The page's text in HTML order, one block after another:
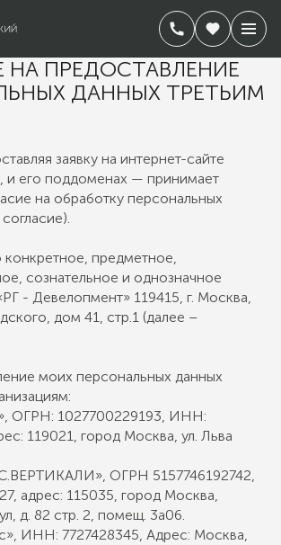
НА ПРЕДОСТАВЛЕНИЕ
ДАННЫХ ТРЕТЬИМ
заявку на интернет-сайте
, и его поддоменах — принимает
на обработку персональных
предметное,
сознательное и однозначное
- Девелопмент» 119415, г. Москва,
дом 41, стр.1 (далее –
моих персональных данных
ОГРН: 1027700229193, ИНН:
119021, город Москва, ул. Льва
ОГРН 5157746192742,
адрес: 115035, город Москва,
д. 82 стр. 2, помещ. 3а06.
ИНН: 7727428345, Адрес: Москва,